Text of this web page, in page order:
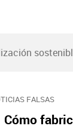
FALSAS
Cómo